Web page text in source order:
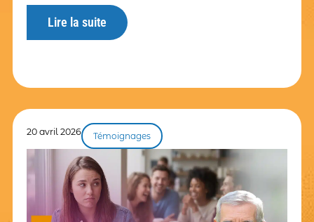
Lire la suite
20 avril 2026 Témoignages